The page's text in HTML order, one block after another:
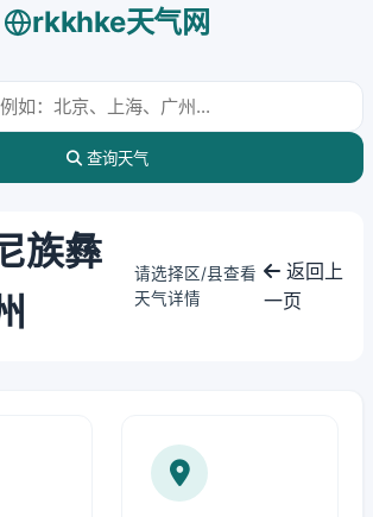
rkkhke天气网
查询天气
族彝
请选择区/县查看
天气详情
返回上
一页